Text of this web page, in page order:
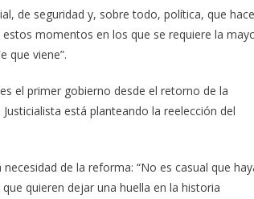
de seguridad y, sobre todo, política, que hace
momentos en los que se requiere la
que viene”.
el primer gobierno desde el retorno de la
está planteando la reelección del
de la reforma: “No es casual que
quieren dejar una huella en la historia